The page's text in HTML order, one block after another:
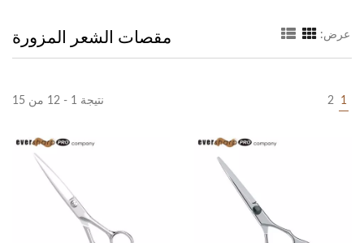
مقصات الشعر المزورة عرض:
نتيجة 1 - 12 من 15 1
2